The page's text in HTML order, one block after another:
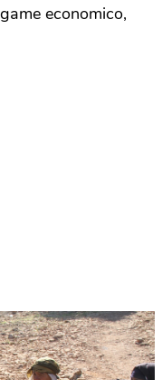
economico,